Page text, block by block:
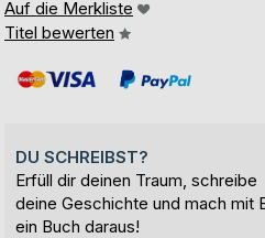
Auf die Merkliste
Titel bewerten
DU SCHREIBST?
Erfüll dir deinen Traum, schreibe
deine Geschichte und mach mit
ein Buch daraus!